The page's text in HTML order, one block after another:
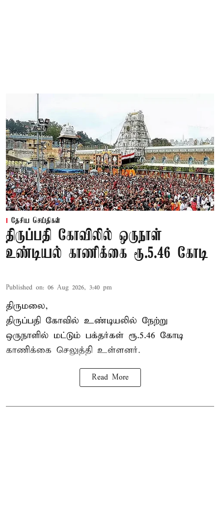
தேசிய செய்திகள்
திருப்பதி கோவிலில் ஒருநாள்
உண்டியல் காணிக்கை ரூ.5.46 கோடி
Published on: 06 Aug 2026, 3:40 pm
திருமலை,
திருப்பதி கோவில் உண்டியலில் நேற்று
ஒருநாளில் மட்டும் பக்தர்கள் ரூ.5.46 கோடி
காணிக்கை செலுத்தி உள்ளனர்.
Read More